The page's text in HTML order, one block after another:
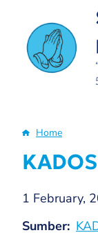
main
content
Home
1 February,
Sumber